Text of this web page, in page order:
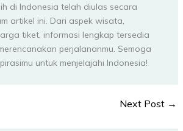
di Indonesia telah diulas secara
artikel ini. Dari aspek wisata,
tiket, informasi lengkap tersedia
perjalananmu. Semoga
untuk menjelajahi Indonesia!
Next Post →